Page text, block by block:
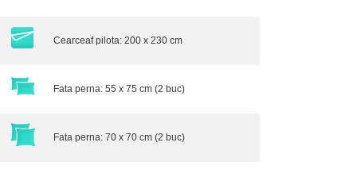
Cearceaf pilota: 200 x 230 cm
Fata perna: 55 x 75 cm (2 buc)
Fata perna: 70 x 70 cm (2 buc)